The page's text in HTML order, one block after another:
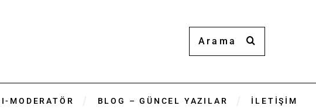
MODERATÖR BLOG – GÜNCEL YAZILAR İLETİŞİM